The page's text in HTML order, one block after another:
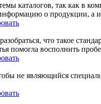
каталогов, так как в
о продукции, а
что такое
помогла восполнить
не являющийся